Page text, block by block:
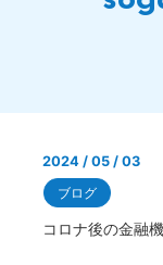
2024 / 05 / 03
ブログ
コロナ後の金融